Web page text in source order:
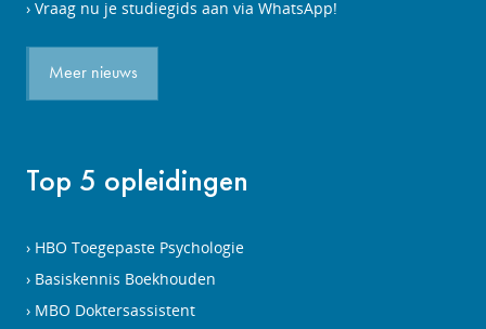
Vraag nu je studiegids aan via WhatsApp!
Meer nieuws
Top 5 opleidingen
HBO Toegepaste Psychologie
Basiskennis Boekhouden
MBO Doktersassistent